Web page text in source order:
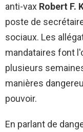
anti-vax Robert F.
poste de
sociaux. Les
mandataires font
plusieurs
manières
pouvoir.
En parlant de